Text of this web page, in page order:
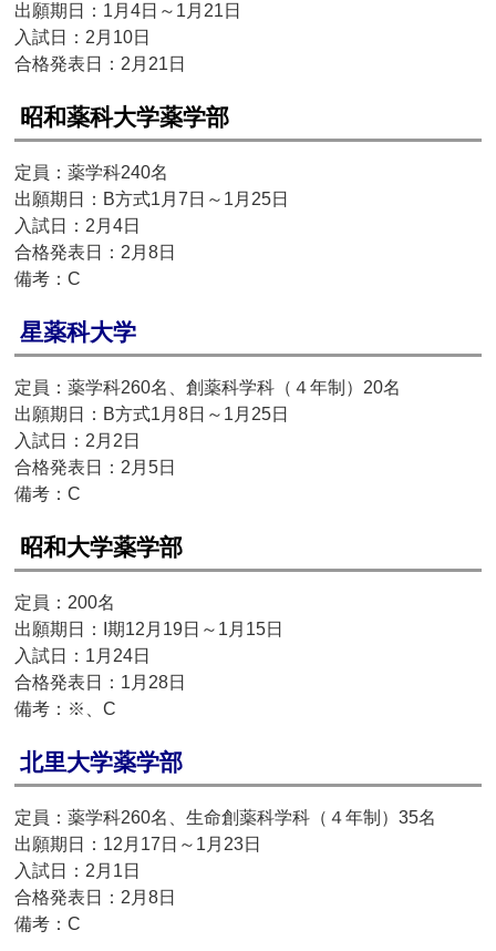
出願期日：1月4日～1月21日
入試日：2月10日
合格発表日：2月21日
昭和薬科大学薬学部
定員：薬学科240名
出願期日：B方式1月7日～1月25日
入試日：2月4日
合格発表日：2月8日
備考：C
星薬科大学
定員：薬学科260名、創薬科学科（４年制）20名
出願期日：B方式1月8日～1月25日
入試日：2月2日
合格発表日：2月5日
備考：C
昭和大学薬学部
定員：200名
出願期日：I期12月19日～1月15日
入試日：1月24日
合格発表日：1月28日
備考：※、C
北里大学薬学部
定員：薬学科260名、生命創薬科学科（４年制）35名
出願期日：12月17日～1月23日
入試日：2月1日
合格発表日：2月8日
備考：C